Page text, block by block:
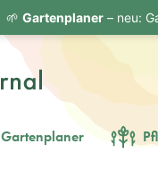
Gartenplaner
🌱 Gartenplaner– neu: